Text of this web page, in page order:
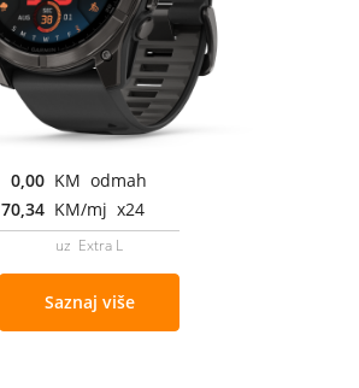
0,00 KM odmah
70,34 KM/mj x24
uz Extra L
Saznaj više